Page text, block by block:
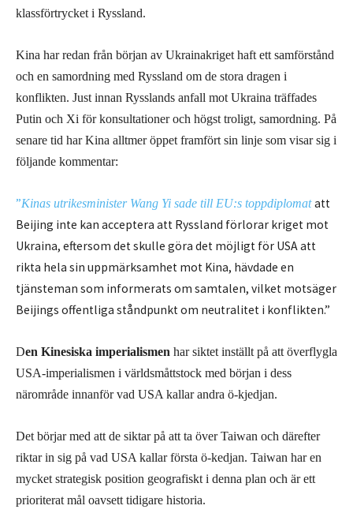
klassförtrycket i Ryssland.
Kina har redan från början av Ukrainakriget haft ett samförstånd
och en samordning med Ryssland om de stora dragen i
konflikten. Just innan Rysslands anfall mot Ukraina träffades
Putin och Xi för konsultationer och högst troligt, samordning. På
senare tid har Kina alltmer öppet framfört sin linje som visar sig i
följande kommentar:
”Kinas utrikesminister Wang Yi sade till EU:s toppdiplomatatt
Beijing inte kan acceptera att Ryssland förlorar kriget mot
Ukraina, eftersom det skulle göra det möjligt för USA att
rikta hela sin uppmärksamhet mot Kina, hävdade en
tjänsteman som informerats om samtalen, vilket motsäger
Beijings offentliga ståndpunkt om neutralitet i konflikten.”
Den Kinesiska imperialismen har siktet inställt på att överflygla
USA-imperialismen i världsmåttstock med början i dess
närområde innanför vad USA kallar andra ö-kjedjan.
Det börjar med att de siktar på att ta över Taiwan och därefter
riktar in sig på vad USA kallar första ö-kedjan. Taiwan har en
mycket strategisk position geografiskt i denna plan och är ett
prioriterat mål oavsett tidigare historia.